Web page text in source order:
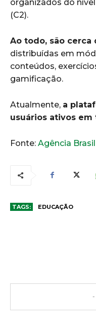
organizados do
(C2).
Ao todo, são cerca
distribuídas em
conteúdos,
gamificação.
Atualmente, a
usuários ativos em
Fonte: Agência Brasil
TAGS: EDUCAÇÃO
-